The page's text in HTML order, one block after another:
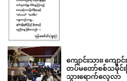
ကျောင်းသား၊ ကျော
တပ်မတော်စစ်သမိုင်
သွားရောက်လေ့လာ